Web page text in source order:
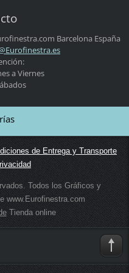
Barcelona España
rofinestra.es
a Viernes
de Entrega y Transporte
Todos los Gráficos y
www.Eurofinestra.com
Tienda online